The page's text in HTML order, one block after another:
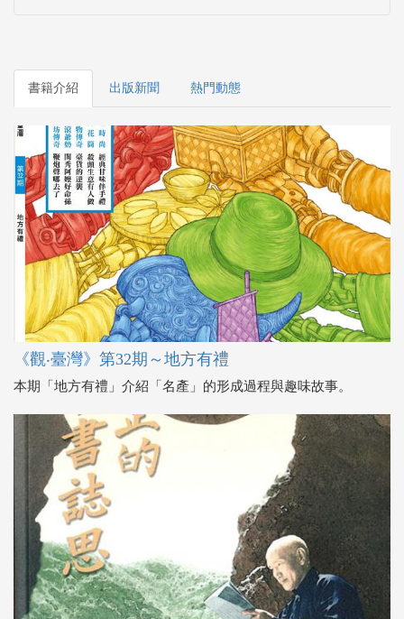
書籍介紹 出版新聞 熱門動態
《觀‧臺灣》第32期～地方有禮
本期「地方有禮」介紹「名產」的形成過程與趣味故事。